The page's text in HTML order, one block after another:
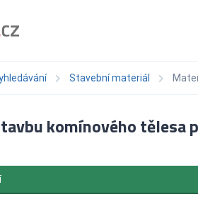
Stavební materiál
komínového tělesa